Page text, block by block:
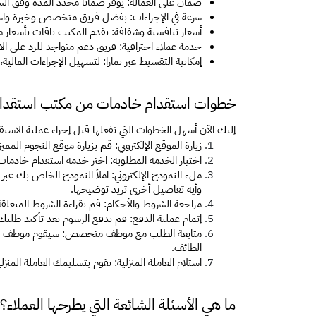
سرعة في الإجراءات: بفضل فريق متخصص وخبرة
أسعار تنافسية وشفافة: يقدم المكتب باقات
خدمة عملاء احترافية: فريق دعم متواجد للرد على
إمكانية التقسيط عبر تمارا: لتسهيل الإجراءات
خطوات استقدام خادمات من مكتب استقدام
إليك الآن أسهل الخطوات التي تفعلها قبل إجراء عملية
زيارة الموقع الإلكتروني: قم بزيارة موقع النجوم
اختيار الخدمة المطلوبة: اختر خدمة استقدام
وأية تفاصيل أخرى تريد توضيحها.
مراجعة الشروط والأحكام: قم بقراءة الشروط
إتمام عملية الدفع: قم بدفع الرسوم بعد تأكيد
الطائف.
استلام العاملة المنزلية: نقوم بتسليمك العاملة
ما هي الأسئلة الشائعة التي يطرحها العملاء؟